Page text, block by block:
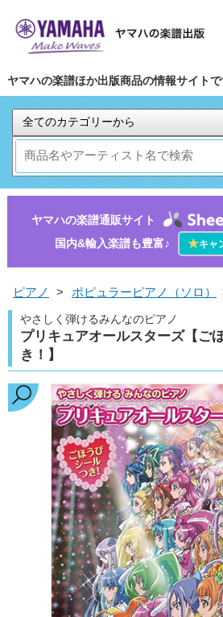
ヤマハの楽譜ほか出版商品の情報サイトで
ヤマハの楽譜通販サイト
国内&輸入楽譜も豊富♪
★キャ
ピアノ > ポピュラーピアノ（ソロ）
やさしく弾けるみんなのピアノ
プリキュアオールスターズ【ご
き！】